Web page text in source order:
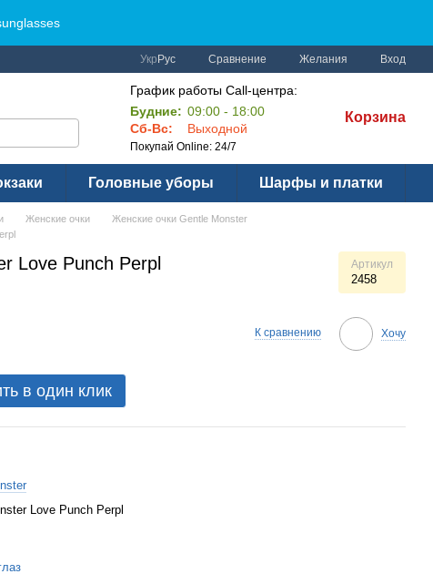
Укр Рус Сравнение Желания Вход
График работы Call-центра:
Будние: 09:00 - 18:00
Сб-Вс:
Выходной
Покупай Online: 24/7
Корзина
Головные уборы Шарфы и платки
Женские очки
Женские очки Gentle Monster
Love Punch Perpl Артикул
2458
К сравнению Хочу
в один клик
Love Punch Perpl